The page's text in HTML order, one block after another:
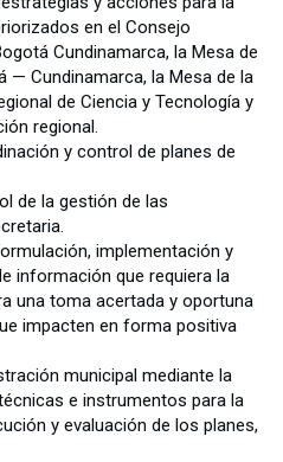
en el Consejo
Cundinamarca, la Mesa de
— Cundinamarca, la Mesa de la
de Ciencia y Tecnología y
regional.
y control de planes de
de la gestión de las
implementación y
información que requiera la
una toma acertada y oportuna
impacten en forma positiva
municipal mediante la
e instrumentos para la
y evaluación de los planes,